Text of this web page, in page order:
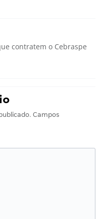
contratem o Cebraspe
Campos